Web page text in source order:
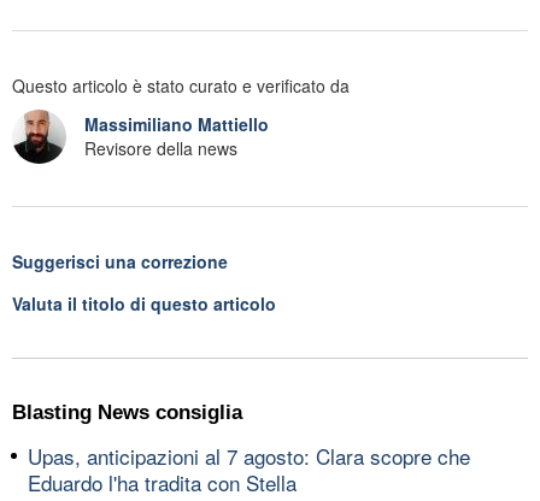
Questo articolo è stato curato e verificato da
Massimiliano Mattiello
Revisore della news
Suggerisci una correzione
Valuta il titolo di questo articolo
Blasting News consiglia
Upas, anticipazioni al 7 agosto: Clara scopre che
Eduardo l'ha tradita con Stella